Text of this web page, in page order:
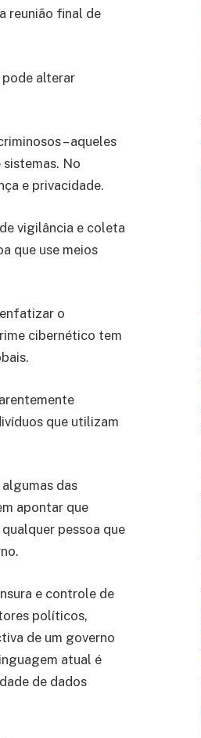
reunião final de
pode alterar
– aqueles
No
e privacidade.
vigilância e coleta
que use meios
o
cibernético tem
que utilizam
das
apontar que
pessoa que
e controle de
políticos,
de um governo
atual é
de dados